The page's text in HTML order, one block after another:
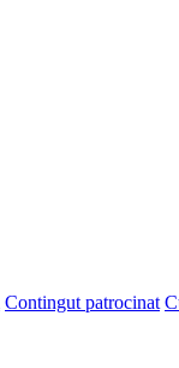
Contingut patrocinat